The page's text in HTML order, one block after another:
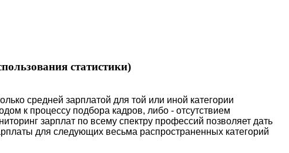
статистики)
средней зарплатой для той или иной категории
к процессу подбора кадров, либо - отсутствием
зарплат по всему спектру профессий позволяет дать
для следующих весьма распространенных категорий